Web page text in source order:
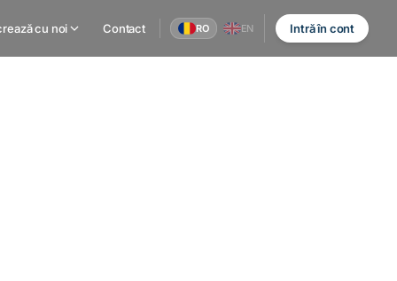
cu noi Contact RO EN Intră în cont